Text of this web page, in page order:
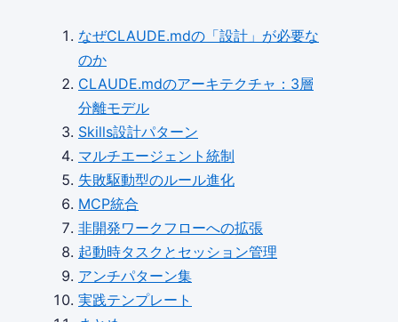
なぜCLAUDE.mdの「設計」が必要な
のか
CLAUDE.mdのアーキテクチャ：3層
分離モデル
Skills設計パターン
マルチエージェント統制
失敗駆動型のルール進化
MCP統合
非開発ワークフローへの拡張
起動時タスクとセッション管理
アンチパターン集
実践テンプレート